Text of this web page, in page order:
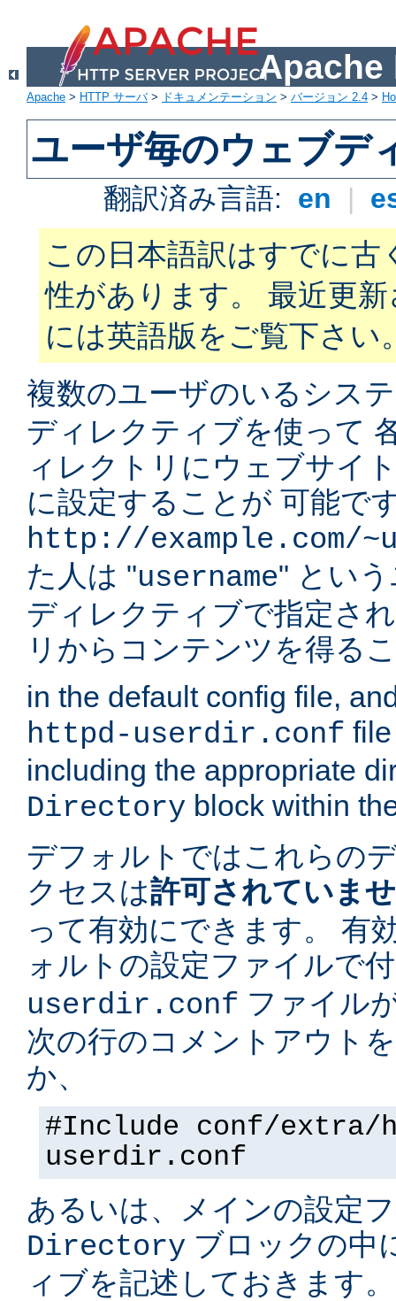
Apache
Apache > HTTP サーバ> ドキュメンテーション > バージョン 2.4 >
ユーザ毎のウェブデ
翻訳済み言語: en |
この日本語訳はすでに古
性があります。 最近更
には英語版をご覧下さい
複数のユーザのいるシス
ディレクティブを使って
ィレクトリにウェブサイ
に設定することが 可能で
http://example.com/
た人は "username" とい
ディレクティブで指定さ
リからコンテンツを得る
in the default config file,
httpd-userdir.conf
including the appropriate
Directory block within
デフォルトではこれらの
クセスは許可されていま
って有効にできます。 有
ォルトの設定ファイルで
userdir.conf ファイル
次の行のコメントアウト
か、
#Include conf/extra/
userdir.conf
あるいは、メインの設定
Directory ブロックの中
ィブを記述しておきます。